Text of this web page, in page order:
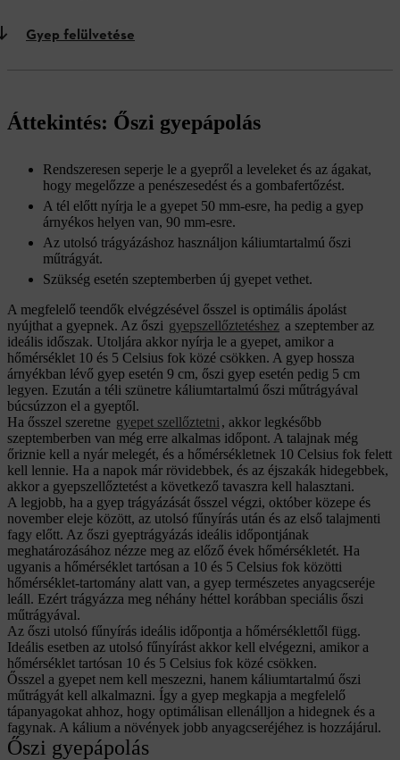
Gyep felülvetése
Áttekintés: Őszi gyepápolás
Rendszeresen seperje le a gyepről a leveleket és az ágakat,
hogy megelőzze a penészesedést és a gombafertőzést.
A tél előtt nyírja le a gyepet 50 mm-esre, ha pedig a gyep
árnyékos helyen van, 90 mm-esre.
Az utolsó trágyázáshoz használjon káliumtartalmú őszi
műtrágyát.
Szükség esetén szeptemberben új gyepet vethet.
A megfelelő teendők elvégzésével ősszel is optimális ápolást
nyújthat a gyepnek. Az őszi gyepszellőztetéshez a szeptember az
ideális időszak. Utoljára akkor nyírja le a gyepet, amikor a
hőmérséklet 10 és 5 Celsius fok közé csökken. A gyep hossza
árnyékban lévő gyep esetén 9 cm, őszi gyep esetén pedig 5 cm
legyen. Ezután a téli szünetre káliumtartalmú őszi műtrágyával
búcsúzzon el a gyeptől.
Ha ősszel szeretne gyepet szellőztetni , akkor legkésőbb
szeptemberben van még erre alkalmas időpont. A talajnak még
őriznie kell a nyár melegét, és a hőmérsékletnek 10 Celsius fok felett
kell lennie. Ha a napok már rövidebbek, és az éjszakák hidegebbek,
akkor a gyepszellőztetést a következő tavaszra kell halasztani.
A legjobb, ha a gyep trágyázását ősszel végzi, október közepe és
november eleje között, az utolsó fűnyírás után és az első talajmenti
fagy előtt. Az őszi gyeptrágyázás ideális időpontjának
meghatározásához nézze meg az előző évek hőmérsékletét. Ha
ugyanis a hőmérséklet tartósan a 10 és 5 Celsius fok közötti
hőmérséklet-tartomány alatt van, a gyep természetes anyagcseréje
leáll. Ezért trágyázza meg néhány héttel korábban speciális őszi
műtrágyával.
Az őszi utolsó fűnyírás ideális időpontja a hőmérséklettől függ.
Ideális esetben az utolsó fűnyírást akkor kell elvégezni, amikor a
hőmérséklet tartósan 10 és 5 Celsius fok közé csökken.
Ősszel a gyepet nem kell meszezni, hanem káliumtartalmú őszi
műtrágyát kell alkalmazni. Így a gyep megkapja a megfelelő
tápanyagokat ahhoz, hogy optimálisan ellenálljon a hidegnek és a
fagynak. A kálium a növények jobb anyagcseréjéhez is hozzájárul.
Őszi gyepápolás